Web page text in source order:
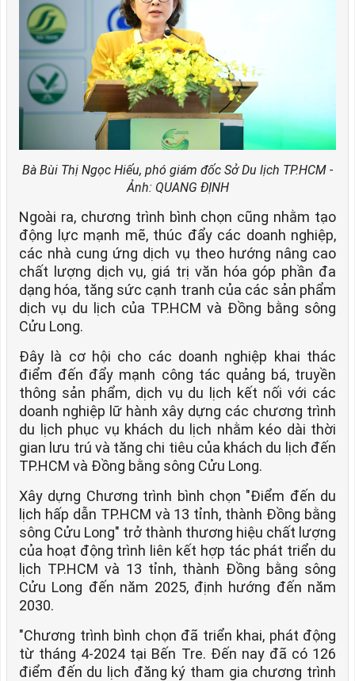
Bà Bùi Thị Ngọc Hiếu, phó giám đốc Sở Du lịch TP.HCM -
Ảnh: QUANG ĐỊNH
Ngoài ra, chương trình bình chọn cũng nhằm tạo
động lực mạnh mẽ, thúc đẩy các doanh nghiệp,
các nhà cung ứng dịch vụ theo hướng nâng cao
chất lượng dịch vụ, giá trị văn hóa góp phần đa
dạng hóa, tăng sức cạnh tranh của các sản phẩm
dịch vụ du lịch của TP.HCM và Đồng bằng sông
Cửu Long.
Đây là cơ hội cho các doanh nghiệp khai thác
điểm đến đẩy mạnh công tác quảng bá, truyền
thông sản phẩm, dịch vụ du lịch kết nối với các
doanh nghiệp lữ hành xây dựng các chương trình
du lịch phục vụ khách du lịch nhằm kéo dài thời
gian lưu trú và tăng chi tiêu của khách du lịch đến
TP.HCM và Đồng bằng sông Cửu Long.
Xây dựng Chương trình bình chọn "Điểm đến du
lịch hấp dẫn TP.HCM và 13 tỉnh, thành Đồng bằng
sông Cửu Long" trở thành thương hiệu chất lượng
của hoạt động trình liên kết hợp tác phát triển du
lịch TP.HCM và 13 tỉnh, thành Đồng bằng sông
Cửu Long đến năm 2025, định hướng đến năm
2030.
"Chương trình bình chọn đã triển khai, phát động
từ tháng 4-2024 tại Bến Tre. Đến nay đã có 126
điểm đến du lịch đăng ký tham gia chương trình